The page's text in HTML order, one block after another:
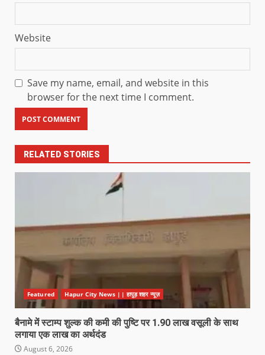
Website
Save my name, email, and website in this
browser for the next time I comment.
RELATED STORIES
Featured Hapur City News || हापुड़ शहर न्यूज़
बैनामे में स्टाम्प शुल्क की कमी की पुष्टि पर 1.90 लाख वसूली के साथ
लगाया एक लाख का अर्थदंड
August 6, 2026